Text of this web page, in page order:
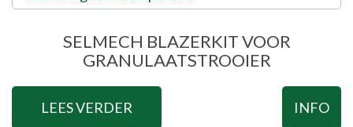
SELMECH BLAZERKIT VOOR
GRANULAATSTROOIER
LEES VERDER INFO